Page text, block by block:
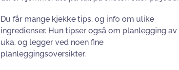
Du får mange kjekke tips, og info om ulike
ingredienser. Hun tipser også om planlegging av
uka, og legger ved noen fine
planleggingsoversikter.